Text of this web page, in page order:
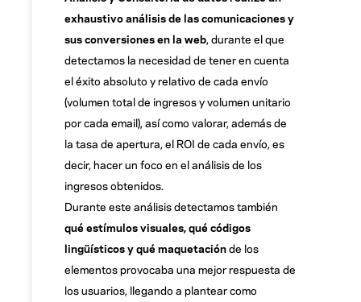
exhaustivo análisis de las comunicaciones y
sus conversiones en la web, durante el que
detectamos la necesidad de tener en cuenta
el éxito absoluto y relativo de cada envío
(volumen total de ingresos y volumen unitario
por cada email), así como valorar, además de
la tasa de apertura, el ROI de cada envío, es
decir, hacer un foco en el análisis de los
ingresos obtenidos.
Durante este análisis detectamos también
qué estímulos visuales, qué códigos
lingüísticos y qué maquetaciónde los
elementos provocaba una mejor respuesta de
los usuarios, llegando a plantear como